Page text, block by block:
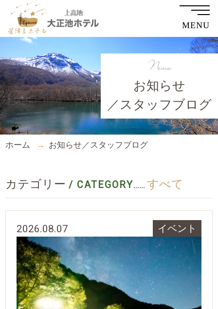
MENU
お知らせ
／スタッフブログ
News
ホーム お知らせ／スタッフブログ
カテゴリー / CATEGORY...... すべて
2026.08.07 イベント